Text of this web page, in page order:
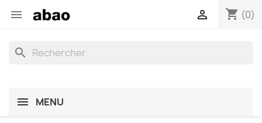
 shopping_cart (0)

search
MENU